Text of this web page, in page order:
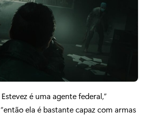
é uma agente federal,”
ela é bastante capaz com armas